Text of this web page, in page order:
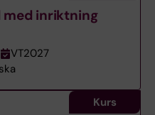
med inriktning
VT2027
Kurs